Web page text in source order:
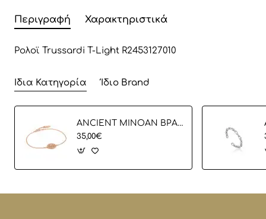
Περιγραφή Χαρακτηριστικά
Ρολοϊ Trussardi T-Light R2453127010
Ίδια Κατηγορία Ίδιο Brand
ANCIENT MINOAN ΒΡΑΧΙΟΛΙ
35,00€